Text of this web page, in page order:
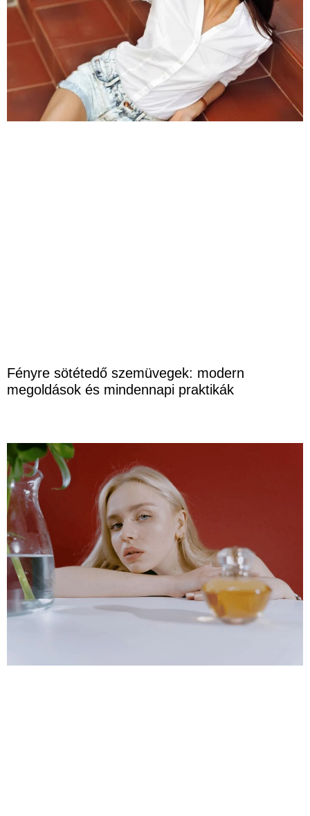
Fényre sötétedő szemüvegek: modern
megoldások és mindennapi praktikák